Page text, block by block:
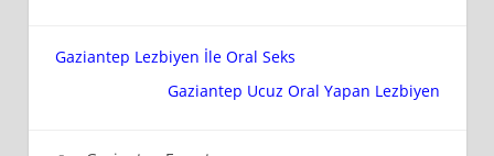
Yazı
gezinmesi
Gaziantep Lezbiyen İle Oral Seks
Gaziantep Ucuz Oral Yapan Lezbiyen